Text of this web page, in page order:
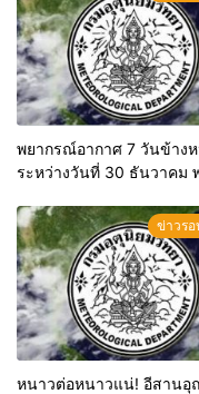
พยากรณ์อากาศ 7 วันข้าง
ระหว่างวันที่ 30 ธันวาคม
ข่าวร
หนาวต่อหนาวแน่! อีสานอุ